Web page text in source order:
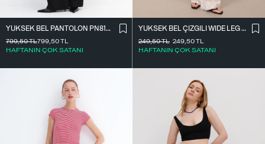
YÜKSEK BEL PANTOLON PN8130-R4
799,50TL
HAFTANIN ÇOK SATANI
799,50TL
YÜKSEK BEL ÇIZGILI WIDE LEG PANTOLON PN13730-L4
249,50TL
HAFTANIN ÇOK SATANI
249,50TL